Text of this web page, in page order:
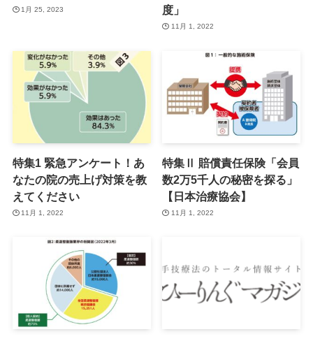
1月 25, 2023
度」
11月 1, 2022
特集1 緊急アンケート！あ
なたの院の売上げ対策を教
えてください
11月 1, 2022
特集Ⅱ 賠償責任保険「会員
数2万5千人の秘密を探る」
【日本治療協会】
11月 1, 2022